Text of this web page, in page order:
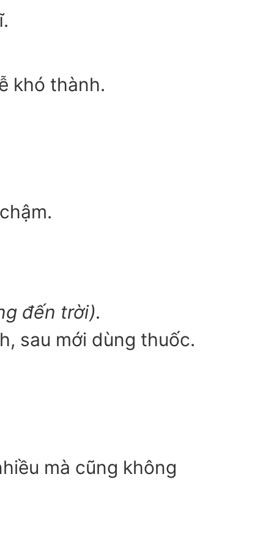
khó thành.
đến trời).
sau mới dùng thuốc.
mà cũng không